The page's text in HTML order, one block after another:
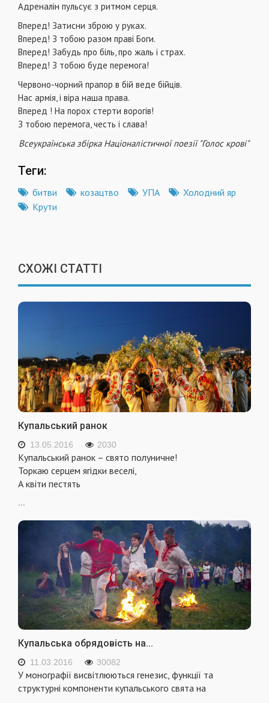
Адреналін пульсує з ритмом серця.
Вперед! Затисни зброю у руках.
Вперед! З тобою разом праві Боги.
Вперед! Забудь про біль, про жаль і страх.
Вперед! З тобою буде перемога!
Червоно-чорний прапор в бій веде бійців.
Нас армія, і віра наша права.
Вперед ! На порох стерти ворогів!
З тобою перемога, честь і слава!
Всеукраїнська збірка Націоналістичної поезії "Голос крові"
Теги:
битви козацтво УПА
Холодний яр
Крути
СХОЖІ СТАТТІ
Купальський ранок
13.05.2016 2030
Купальський ранок – свято полуничне!
Торкаю серцем ягідки веселі,
А квіти пестять
Купальська обрядовість на...
11.03.2016 30082
У монографії висвітлюються генезис, функції та
структурні компоненти купальського свята на